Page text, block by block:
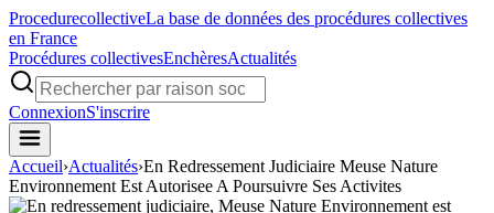
ProcedurecollectiveLa base de données des procédures collectives
en France
Procédures collectivesEnchèresActualités
ConnexionS'inscrire
Accueil›Actualités›En Redressement Judiciaire Meuse Nature
Environnement Est Autorisee A Poursuivre Ses Activites